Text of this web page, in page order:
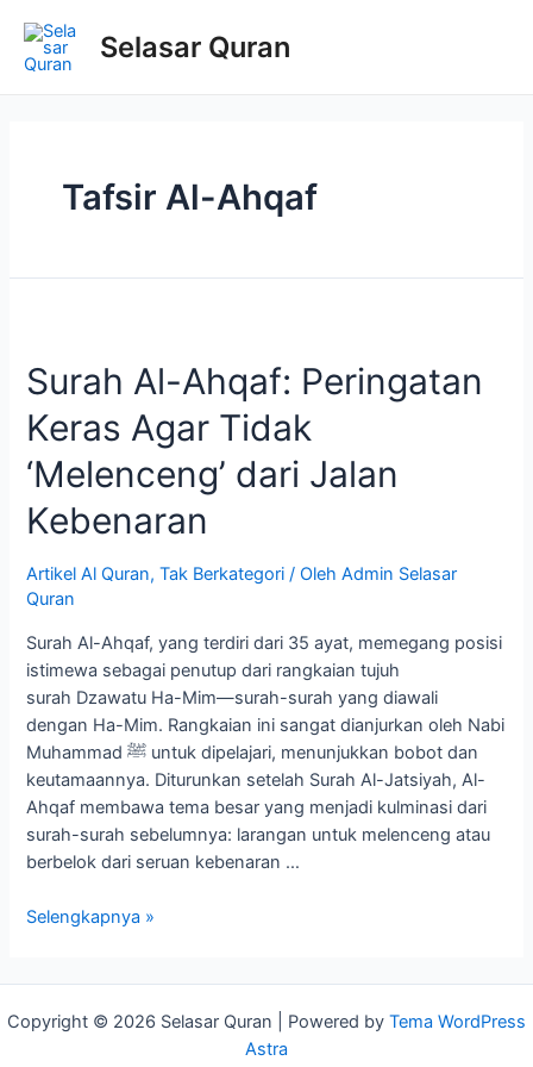
konten
Selasar Quran
Tafsir Al-Ahqaf
Surah Al-Ahqaf: Peringatan
Keras Agar Tidak
‘Melenceng’ dari Jalan
Kebenaran
Artikel Al Quran,Tak Berkategori / OlehAdmin Selasar
Quran
Surah Al-Ahqaf, yang terdiri dari 35 ayat, memegang posisi
istimewa sebagai penutup dari rangkaian tujuh
surah Dzawatu Ha-Mim—surah-surah yang diawali
dengan Ha-Mim. Rangkaian ini sangat dianjurkan oleh Nabi
Muhammad ﷺ untuk dipelajari, menunjukkan bobot dan
keutamaannya. Diturunkan setelah Surah Al-Jatsiyah, Al-
Ahqaf membawa tema besar yang menjadi kulminasi dari
surah-surah sebelumnya: larangan untuk melenceng atau
berbelok dari seruan kebenaran …
Surah
Keras
Selengkapnya »
Copyright © 2026 Selasar Quran | Powered by Tema WordPress
Astra